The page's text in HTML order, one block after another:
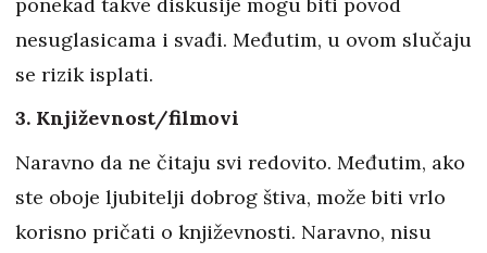
ponekad takve diskusije mogu biti povod
nesuglasicama i svađi. Međutim, u ovom slučaju
se rizik isplati.
3. Književnost/filmovi
Naravno da ne čitaju svi redovito. Međutim, ako
ste oboje ljubitelji dobrog štiva, može biti vrlo
korisno pričati o književnosti. Naravno, nisu